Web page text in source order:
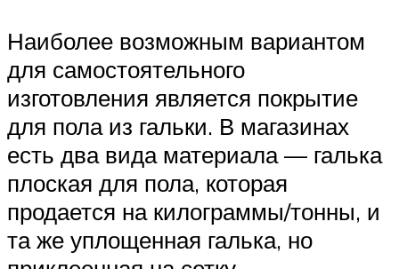
Наиболее возможным вариантом
для самостоятельного
изготовления является покрытие
для пола из гальки. В магазинах
есть два вида материала — галька
плоская для пола, которая
продается на килограммы/тонны, и
та же уплощенная галька, но